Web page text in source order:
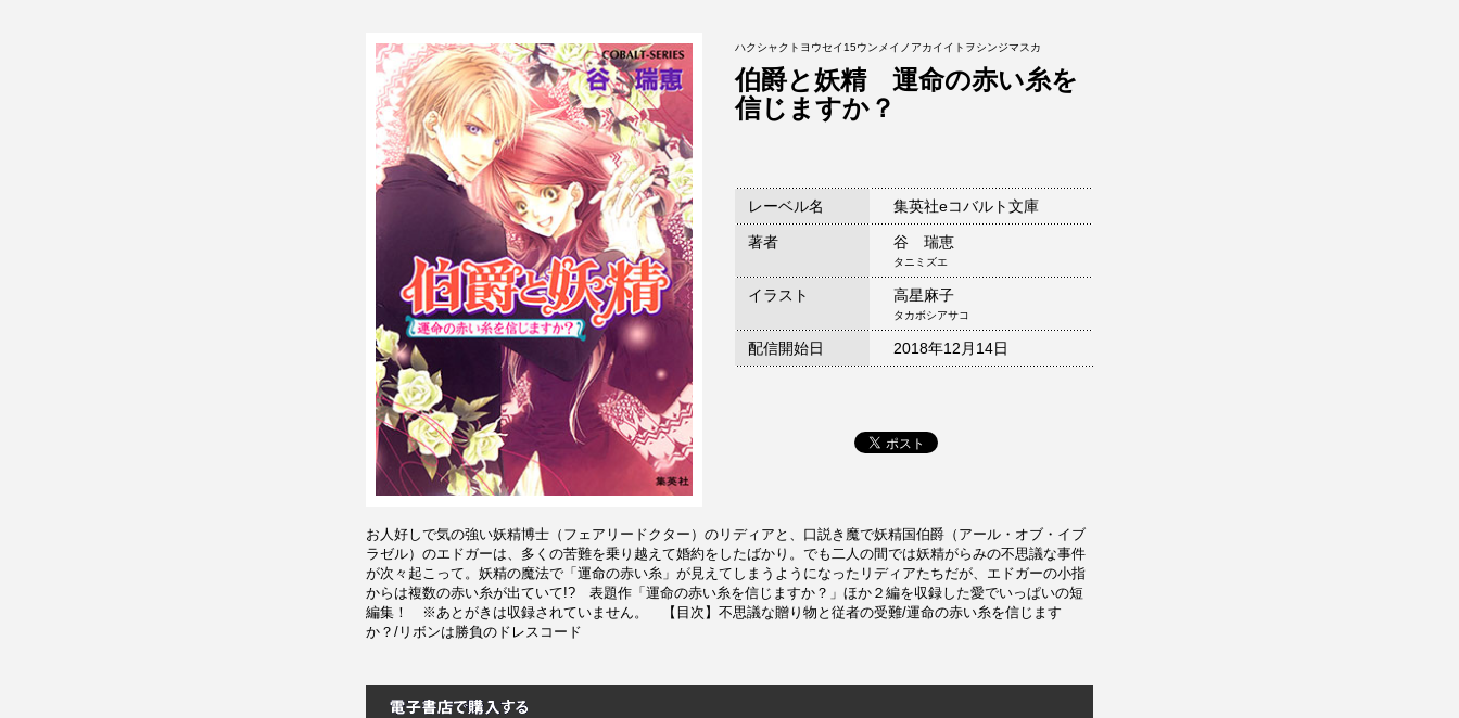
ハクシャクトヨウセイ15ウンメイノアカイイトヲシンジマスカ
伯爵と妖精 運命の赤い糸を
信じますか？
レーベル名 集英社eコバルト文庫
著者 谷 瑞恵
タニミズエ
イラスト 高星麻子
タカボシアサコ
配信開始日 2018年12月14日
お人好しで気の強い妖精博士（フェアリードクター）のリディアと、口説き魔で妖精国伯爵（アール・オブ・イブ
ラゼル）のエドガーは、多くの苦難を乗り越えて婚約をしたばかり。でも二人の間では妖精がらみの不思議な事件
が次々起こって。妖精の魔法で「運命の赤い糸」が見えてしまうようになったリディアたちだが、エドガーの小指
からは複数の赤い糸が出ていて!? 表題作「運命の赤い糸を信じますか？」ほか２編を収録した愛でいっぱいの短
編集！ ※あとがきは収録されていません。 【目次】不思議な贈り物と従者の受難/運命の赤い糸を信じます
か？/リボンは勝負のドレスコード